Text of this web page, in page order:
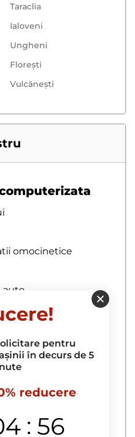
Taraclia
Ialoveni
Ungheni
Floreşti
Vulcăneşti
omocinetice
auto
a
a
a motorului
pentru
în decurs de 5
reducere
: 55